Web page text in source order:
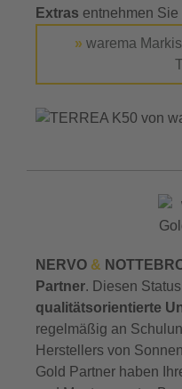
Extras entnehmen
» warema
NERVO &
Partner. Diesen
qualitätsorientierte
regelmäßig an
Herstellers von
Gold Partner haben